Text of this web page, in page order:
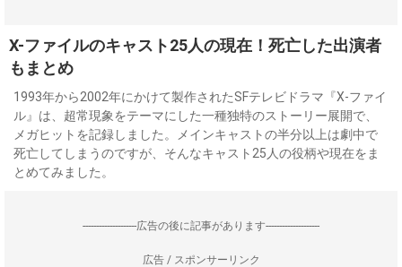
X-ファイルのキャスト25人の現在！死亡した出演者
もまとめ
1993年から2002年にかけて製作されたSFテレビドラマ『X-ファイ
ル』は、超常現象をテーマにした一種独特のストーリー展開で、
メガヒットを記録しました。メインキャストの半分以上は劇中で
死亡してしまうのですが、そんなキャスト25人の役柄や現在をま
とめてみました。
--------------------広告の後に記事があります--------------------
広告 / スポンサーリンク